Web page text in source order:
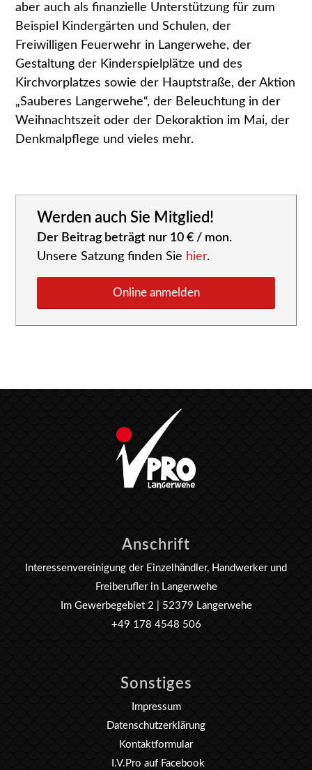
aber auch als finanzielle Unterstützung für zum
Beispiel Kindergärten und Schulen, der
Freiwilligen Feuerwehr in Langerwehe, der
Gestaltung der Kinderspielplätze und des
Kirchvorplatzes sowie der Hauptstraße, der Aktion
„Sauberes Langerwehe“, der Beleuchtung in der
Weihnachtszeit oder der Dekoraktion im Mai, der
Denkmalpflege und vieles mehr.
Werden auch Sie Mitglied!
Der Beitrag beträgt nur 10 € / mon.
Unsere Satzung finden Sie hier.
Online anmelden
Anschrift
Interessenvereinigung der Einzelhändler, Handwerker und
Freiberufler in Langerwehe
Im Gewerbegebiet 2 | 52379 Langerwehe
+49 178 4548 506
Sonstiges
Impressum
Datenschutzerklärung
Kontaktformular
I.V.Pro auf Facebook